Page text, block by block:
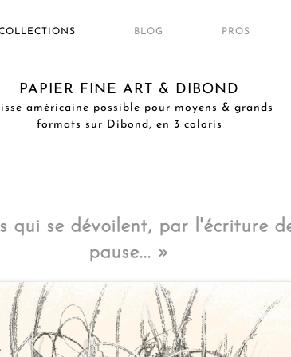
BLOG PROS
PAPIER FINE ART & DIBOND
américaine possible pour moyens & grands
formats sur Dibond, en 3 coloris
qui se dévoilent, par l'écriture
pause... »